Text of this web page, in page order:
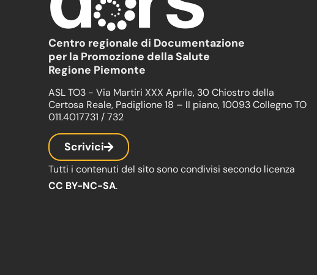
Centro regionale di Documentazione
per la Promozione della Salute
Regione Piemonte
ASL TO3 - Via Martiri XXX Aprile, 30 Chiostro della
Certosa Reale, Padiglione 18 – II piano, 10093 Collegno TO
011.4017731 / 732
Scrivici
Tutti i contenuti del sito sono condivisi secondo licenza
CC BY-NC-SA.